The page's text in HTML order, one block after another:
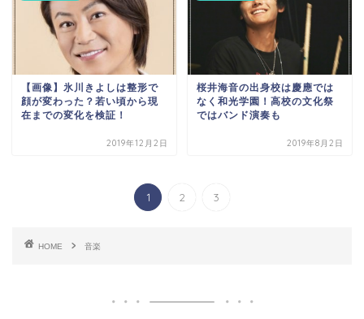
【画像】氷川きよしは整形で
顔が変わった？若い頃から現
在までの変化を検証！
2019年12月2日
桜井海音の出身校は慶應では
なく和光学園！高校の文化祭
ではバンド演奏も
2019年8月2日
1 2 3
HOME 音楽